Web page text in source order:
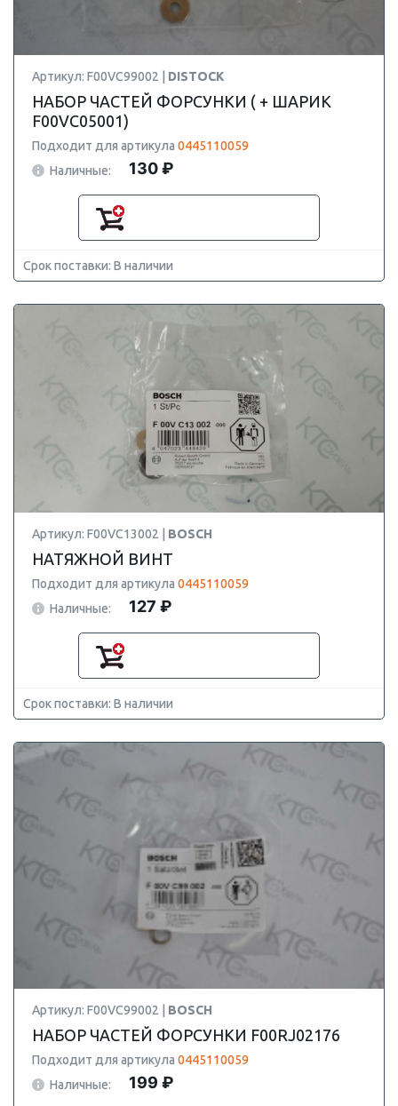
Артикул: F00VC99002 | DISTOCK
НАБОР ЧАСТЕЙ ФОРСУНКИ ( + ШАРИК
F00VC05001)
Подходит для артикула 0445110059
Наличные:
130 ₽
Срок поставки: В наличии
Артикул: F00VC13002 | BOSCH
НАТЯЖНОЙ ВИНТ
Подходит для артикула 0445110059
Наличные:
127 ₽
Срок поставки: В наличии
Артикул: F00VC99002 | BOSCH
НАБОР ЧАСТЕЙ ФОРСУНКИ F00RJ02176
Подходит для артикула 0445110059
Наличные:
199 ₽